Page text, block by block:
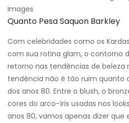
Images
Quanto Pesa Saquon Barkley
Com celebridades como os
com sua rotina glam, o contorno
retorno nas tendências de beleza
tendência não é tão ruim quanto
dos anos 80. Entre o blush, o
cores do arco-íris usadas nos
anos 80, vamos apenas dizer que